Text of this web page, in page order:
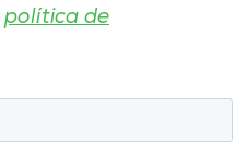
política de